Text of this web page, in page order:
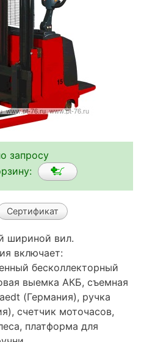
запросу
Сертификат
шириной вил.
включает:
бесколлекторный
выемка АКБ, съемная
(Германия), ручка
счетчик моточасов,
платформа для